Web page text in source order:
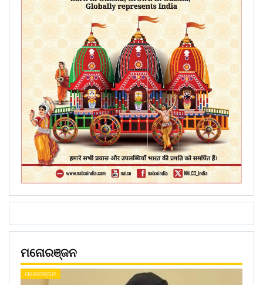
ମନୋରଞ୍ଜନ
ମନୋରଞ୍ଜନ